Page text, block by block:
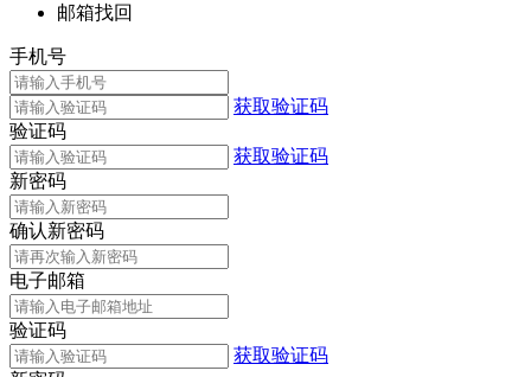
邮箱找回
手机号
获取验证码
验证码
获取验证码
新密码
确认新密码
电子邮箱
验证码
获取验证码